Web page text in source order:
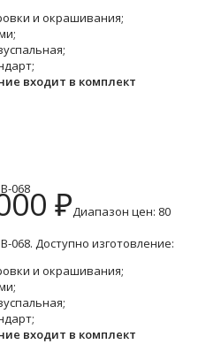
и окрашивания;
входит в комплект
068 ₽Диапазон цен: 80
068. Доступно изготовление:
и окрашивания;
входит в комплект